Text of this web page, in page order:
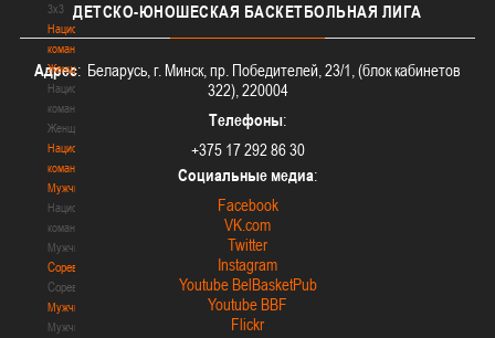
3х3
Национальная
команда.
Женщины
Национальная
команда.
Женщины
Национальная
команда.
Мужчины
Национальная
команда.
Мужчины
Соревнования
Соревнования
Мужчины
Мужчины
ДЕТСКО-ЮНОШЕСКАЯ БАСКЕТБОЛЬНАЯ ЛИГА
Адрес: Беларусь, г. Минск, пр. Победителей, 23/1, (блок кабинетов
322), 220004
Телефоны:
+375 17 292 86 30
Социальные медиа:
Facebook
VK.com
Twitter
Instagram
Youtube BelBasketPub
Youtube BBF
Flickr